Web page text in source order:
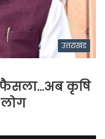
उत्तराखंड
फैसला…अब कृषि